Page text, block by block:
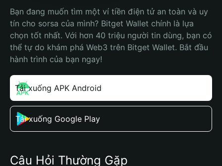
Bạn đang muốn tìm một ví tiền điện tử an toàn và uy
tín cho sorsa của mình? Bitget Wallet chính là lựa
chọn tốt nhất. Với hơn 40 triệu người tin dùng, bạn có
thể tự do khám phá Web3 trên Bitget Wallet. Bắt đầu
hành trình của bạn ngay!
Tải xuống APK Android
Tải xuống Google Play
Câu Hỏi Thường Gặp